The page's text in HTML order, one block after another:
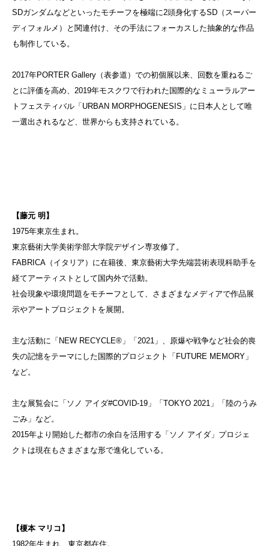
SDガンダムなどといったモチーフを極端に2頭身化するSD（スーパー
ディフォルメ）と関連付け、その手法にフォーカスした抽象的な作品
も制作している。
2017年PORTER Gallery（表参道）での初個展以来、回数を重ねるご
とに評価を高め、2019年モスクワで行われた国際的なミューラルアー
トフェスティバル「URBAN MORPHOGENESIS」に日本人として唯
一選出されるなど、世界からも支持されている。
【藤元 明】
1975年東京生まれ。
東京藝術大学美術学部大学院デザイン専攻修了。
FABRICA（イタリア）に在籍後、東京藝術大学先端芸術表現科助手を
経てアーティストとして国内外で活動。
社会現象や環境問題をモチーフとして、さまざまなメディアで作品展
示やアートプロジェクトを展開。
主な活動に「NEW RECYCLE®」「2021」、原爆や戦争など社会的喪
失の記憶をテーマにした国際的プロジェクト「FUTURE MEMORY」
など。
主な展覧会に「ソノ アイダ#COVID-19」「TOKYO 2021」「陸のうみ
ごみ」など。
2015年より開始した都市の余白を活用する「ソノ アイダ」プロジェ
クトは現在もさまざまな形で進化している。
【榎本 マリコ】
1982年生まれ、東京都在住。